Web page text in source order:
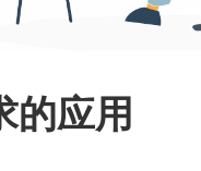
的应用